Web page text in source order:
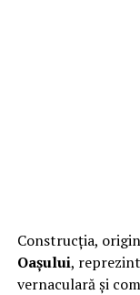
Construcția,
Oașului,
vernaculară și